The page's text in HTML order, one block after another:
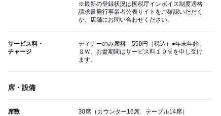
※最新の登録状況は国税庁インボイス制度適格
請求書発行事業者公表サイトをご確認いただく
か、店舗にお問い合わせください。
サービス料・
チャージ
ディナーのみ席料 550円（税込）●年末年始、
ＧＷ、お盆期間はサービス料１０％を申し受け
ます。
席・設備
席数 30席（カウンター16席、テーブル14席）